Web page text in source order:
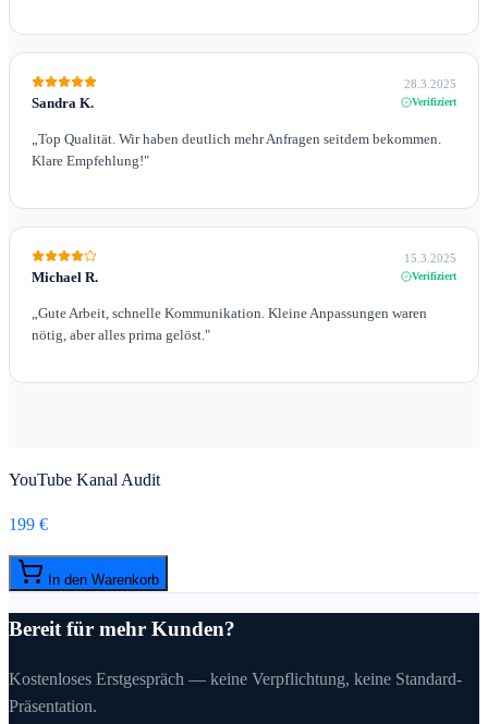
Sandra K.
28.3.2025
Verifiziert
Top Qualität. Wir haben deutlich mehr Anfragen seitdem bekommen.
Klare Empfehlung!"
Michael R.
15.3.2025
Verifiziert
Gute Arbeit, schnelle Kommunikation. Kleine Anpassungen waren
nötig, aber alles prima gelöst. "
YouTube Kanal Audit
199 €
In den Warenkorb
Bereit für mehr Kunden?
Kostenloses Erstgespräch — keine Verpflichtung, keine Standard-
Präsentation.